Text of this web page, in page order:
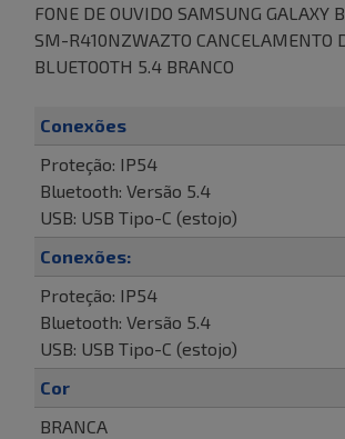
FONE DE OUVIDO SAMSUNG GALAXY
SM-R410NZWAZTO CANCELAMENTO
BLUETOOTH 5.4 BRANCO
Conexões
Proteção: IP54
Bluetooth: Versão 5.4
USB: USB Tipo-C (estojo)
Conexões:
Proteção: IP54
Bluetooth: Versão 5.4
USB: USB Tipo-C (estojo)
Cor
BRANCA